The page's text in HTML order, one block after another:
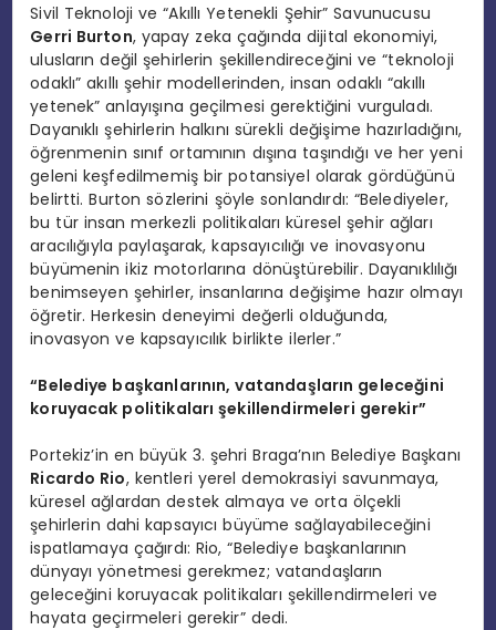
Sivil Teknoloji ve “Akıllı Yetenekli Şehir” Savunucusu
Gerri Burton, yapay zeka çağında dijital ekonomiyi,
ulusların değil şehirlerin şekillendireceğini ve “teknoloji
odaklı” akıllı şehir modellerinden, insan odaklı “akıllı
yetenek” anlayışına geçilmesi gerektiğini vurguladı.
Dayanıklı şehirlerin halkını sürekli değişime hazırladığını,
öğrenmenin sınıf ortamının dışına taşındığı ve her yeni
geleni keşfedilmemiş bir potansiyel olarak gördüğünü
belirtti. Burton sözlerini şöyle sonlandırdı: “Belediyeler,
bu tür insan merkezli politikaları küresel şehir ağları
aracılığıyla paylaşarak, kapsayıcılığı ve inovasyonu
büyümenin ikiz motorlarına dönüştürebilir. Dayanıklılığı
benimseyen şehirler, insanlarına değişime hazır olmayı
öğretir. Herkesin deneyimi değerli olduğunda,
inovasyon ve kapsayıcılık birlikte ilerler.”
“Belediye başkanlarının, vatandaşların geleceğini
koruyacak politikaları şekillendirmeleri gerekir”
Portekiz’in en büyük 3. şehri Braga’nın Belediye Başkanı
Ricardo Rio, kentleri yerel demokrasiyi savunmaya,
küresel ağlardan destek almaya ve orta ölçekli
şehirlerin dahi kapsayıcı büyüme sağlayabileceğini
ispatlamaya çağırdı: Rio, “Belediye başkanlarının
dünyayı yönetmesi gerekmez; vatandaşların
geleceğini koruyacak politikaları şekillendirmeleri ve
hayata geçirmeleri gerekir” dedi.